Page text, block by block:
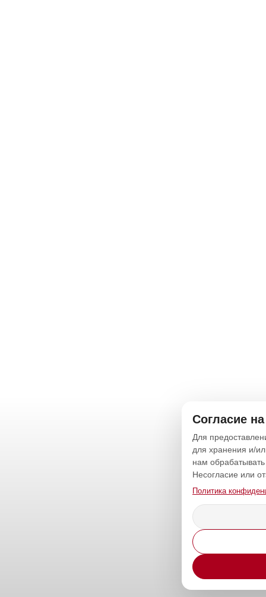
Согласие
Для
для хранения и/
нам
Несогласие или
Политика